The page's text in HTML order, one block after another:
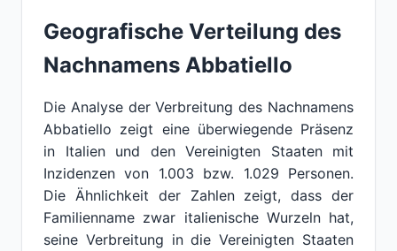
Geografische Verteilung des
Nachnamens Abbatiello
Die Analyse der Verbreitung des Nachnamens
Abbatiello zeigt eine überwiegende Präsenz
in Italien und den Vereinigten Staaten mit
Inzidenzen von 1.003 bzw. 1.029 Personen.
Die Ähnlichkeit der Zahlen zeigt, dass der
Familienname zwar italienische Wurzeln hat,
seine Verbreitung in die Vereinigten Staaten